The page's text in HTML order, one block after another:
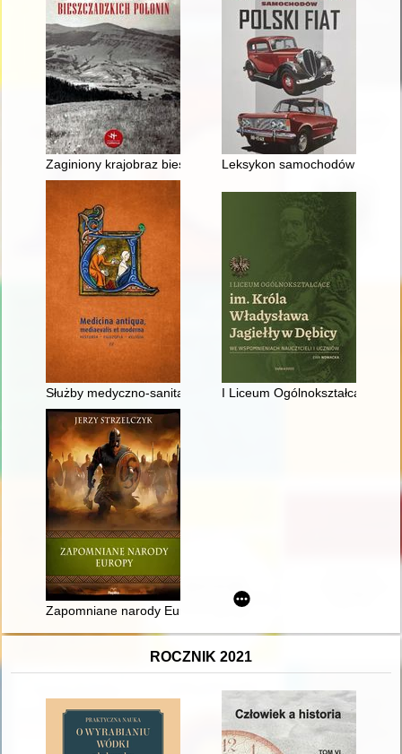
Zaginiony krajobraz bieszczadzkich połoninLeksykon samochodów : Polski
Służby medyczno-sanitarne w armiach Rzeczypospolitej w
I Liceum Ogólnokształcące im.
Zapomniane narody Europy
ROCZNIK 2021